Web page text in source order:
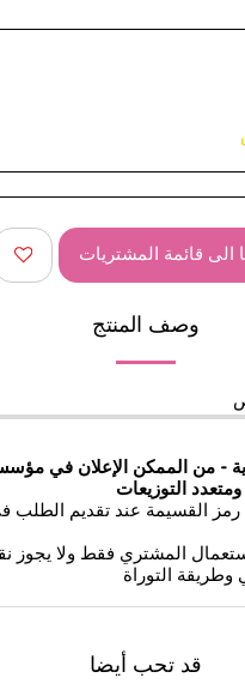
الى قائمة المشتريات
وصف المنتج
- من الممكن الإعلان في
التوزيعات
رمز القسيمة عند تقديم الطلب
المشتري فقط ولا يجوز
التوراة
قد تحب أيضا